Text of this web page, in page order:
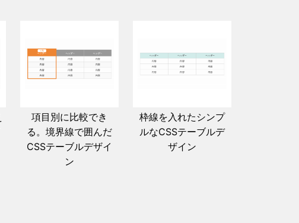
項目別に比較でき
る。境界線で囲んだ
CSSテーブルデザイ
ン
枠線を入れたシンプ
ルなCSSテーブルデ
ザイン